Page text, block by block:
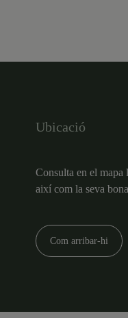
Ubicació
Consulta en el mapa
així com la seva
Com arribar-hi